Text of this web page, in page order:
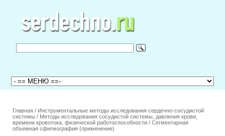
Главная / Инструментальные методы исследования сердечно-сосудистой
системы / Методы исследования сосудистой системы, давления крови,
времени кровотока, физической работоспособности / Сегментарная
объемная сфигмография (применение)